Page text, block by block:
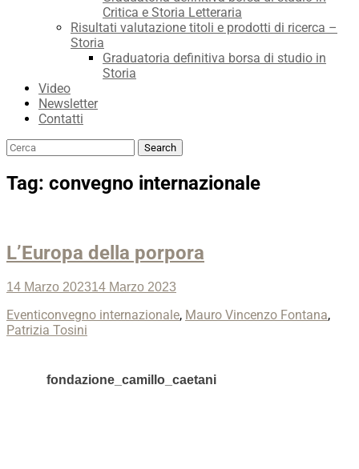
Critica e Storia Letteraria
Risultati valutazione titoli e prodotti di ricerca –
Storia
Graduatoria definitiva borsa di studio in
Storia
Video
Newsletter
Contatti
Search
Search
Tag: convegno internazionale
L’Europa della porpora
Posted
14 Marzo 202314 Marzo 2023
Categories
EventiTags
convegno internazionale, Mauro Vincenzo Fontana,
Patrizia Tosini
fondazione_camillo_caetani